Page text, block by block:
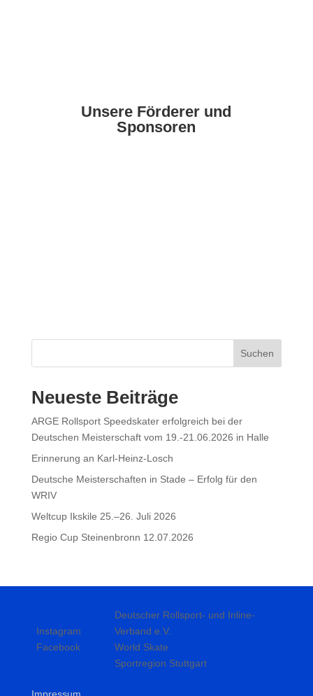
Unsere Förderer und
Sponsoren
Suchen
Neueste Beiträge
ARGE Rollsport Speedskater erfolgreich bei der
Deutschen Meisterschaft vom 19.-21.06.2026 in Halle
Erinnerung an Karl-Heinz-Losch
Deutsche Meisterschaften in Stade – Erfolg für den
WRIV
Weltcup Ikskile 25.–26. Juli 2026
Regio Cup Steinenbronn 12.07.2026
Instagram
Facebook
Deutscher Rollsport- und Inline-
Verband e.V.
World Skate
Sportregion Stuttgart